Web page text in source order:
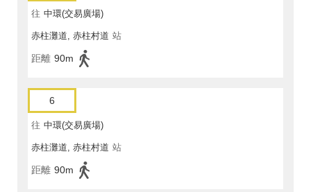
往 中環(交易廣場)
赤柱灘道, 赤柱村道 站
距離 90m
6
往 中環(交易廣場)
赤柱灘道, 赤柱村道 站
距離 90m